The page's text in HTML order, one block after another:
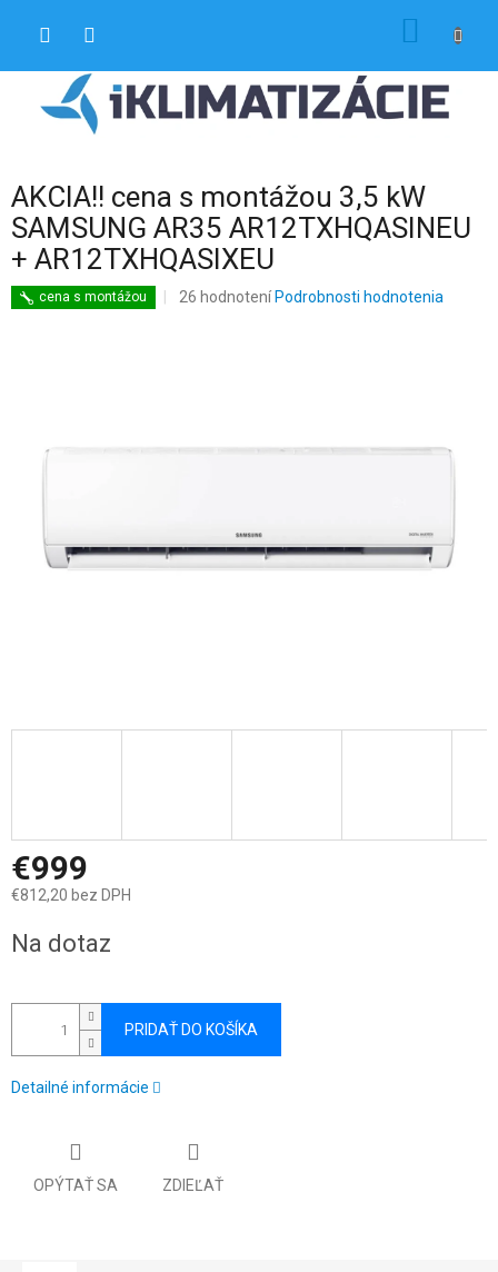
AKCIA!! cena s montážou 3,5 kW
SAMSUNG AR35 AR12TXHQASINEU
+ AR12TXHQASIXEU
cena s montážou
Priemerné
hviezdičiek.
26 hodnotení Podrobnosti hodnotenia
€999
€812,20 bez DPH
cena:
Na dotaz
PRIDAŤ DO KOŠÍKA
Detailné informácie
OPÝTAŤ SA ZDIEĽAŤ